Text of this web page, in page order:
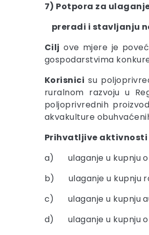
7) Potpora za
preradi i stavljanju
Cilj ove mjere je
gospodarstvima
Korisnici su
ruralnom razvoju u
poljoprivrednih
akvakulture
Prihvatljive aktivnosti
a) ulaganje u kupnju
b) ulaganje u kupnju
c) ulaganje u kupnju
d) ulaganje u kupnju